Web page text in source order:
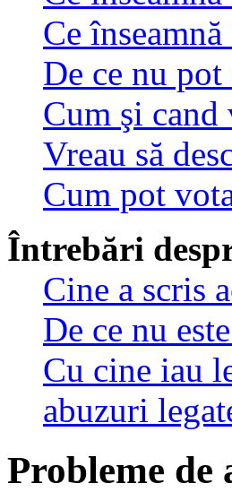
Ce înseamnă
De ce nu
Cum şi cand
Vreau să
Cum pot
Întrebări
Cine a scris
De ce nu
Cu cine iau
abuzuri
Probleme